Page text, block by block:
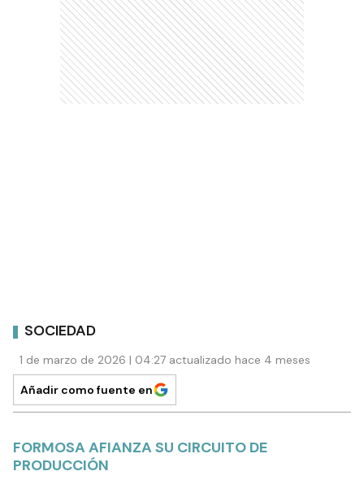
SOCIEDAD
1 de marzo de 2026 | 04:27 actualizado hace 4 meses
Añadir como fuente en
FORMOSA AFIANZA SU CIRCUITO DE
PRODUCCIÓN